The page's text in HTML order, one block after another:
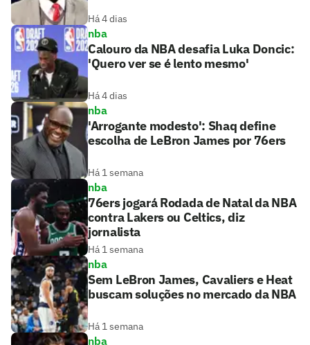
Há 4 dias
nba
Calouro da NBA desafia Luka Doncic:
'Quero ver se é lento mesmo'
Há 4 dias
nba
'Arrogante modesto': Shaq define
escolha de LeBron James por 76ers
Há 1 semana
nba
76ers jogará Rodada de Natal da NBA
contra Lakers ou Celtics, diz
jornalista
Há 1 semana
nba
Sem LeBron James, Cavaliers e Heat
buscam soluções no mercado da NBA
Há 1 semana
nba